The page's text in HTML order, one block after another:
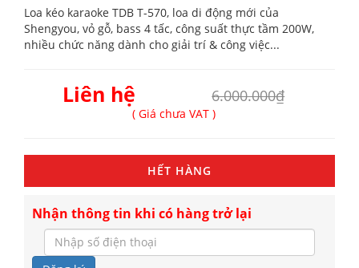
Loa kéo karaoke TDB T-570, loa di động mới của
Shengyou, vỏ gỗ, bass 4 tấc, công suất thực tầm 200W,
nhiều chức năng dành cho giải trí & công việc...
Liên hệ 6.000.000₫
( Giá chưa VAT )
HẾT HÀNG
Nhận thông tin khi có hàng trở lại